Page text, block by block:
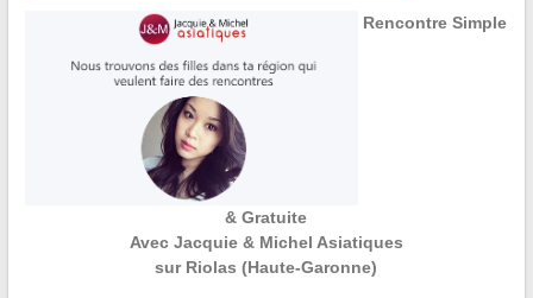
Rencontre Simple
& Gratuite
Avec Jacquie & Michel Asiatiques
sur Riolas (Haute-Garonne)